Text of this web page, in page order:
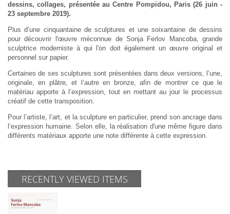
dessins, collages, présentée au Centre Pompidou, Paris (26 juin -
23 septembre 2019).
Plus d’une cinquantaine de sculptures et une soixantaine de dessins
pour découvrir l'œuvre méconnue de Sonja Ferlov Mancoba, grande
sculptrice moderniste à qui l'on doit également un œuvre original et
personnel sur papier.
Certaines de ses sculptures sont présentées dans deux versions, l’une,
originale, en plâtre, et l’autre en bronze, afin de montrer ce que le
matériau apporte à l’expression, tout en mettant au jour le processus
créatif de cette transposition.
Pour l’artiste, l’art, et la sculpture en particulier, prend son ancrage dans
l’expression humaine. Selon elle, la réalisation d'une même figure dans
différents matériaux apporte une note différente à cette expression.
RECENTLY VIEWED ITEMS